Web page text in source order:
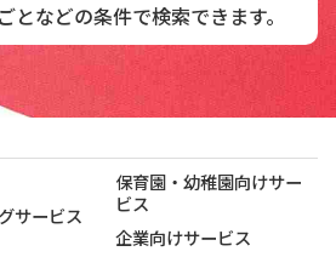
となどの条件で検索できます。
サービス
保育園・幼稚園向けサー
ビス
企業向けサービス